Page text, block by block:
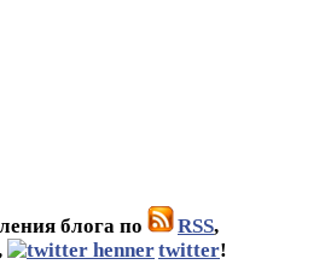
блога по RSS,
twitter!